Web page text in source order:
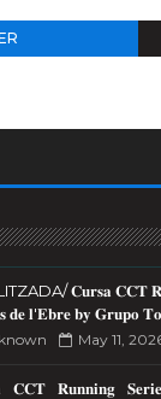
𝐂𝐮𝐫𝐬𝐚 𝐂𝐂𝐓
𝐝𝐞 𝐥'𝐄𝐛𝐫𝐞 𝐛𝐲 𝐆𝐫𝐮𝐩𝐨
May 11,
𝐂𝐂𝐓 𝐑𝐮𝐧𝐧𝐢𝐧𝐠